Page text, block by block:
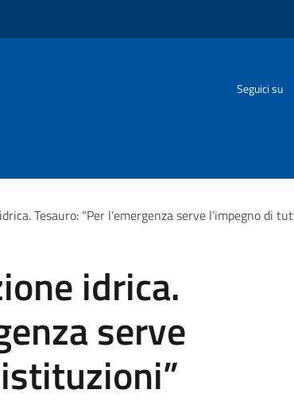
Seguici su
Tesauro: “Per l’emergenza serve l’impegno di
idrica.
serve